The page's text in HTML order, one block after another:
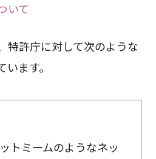
いて
特許庁に対して次のような
ます。
トミームのようなネッ